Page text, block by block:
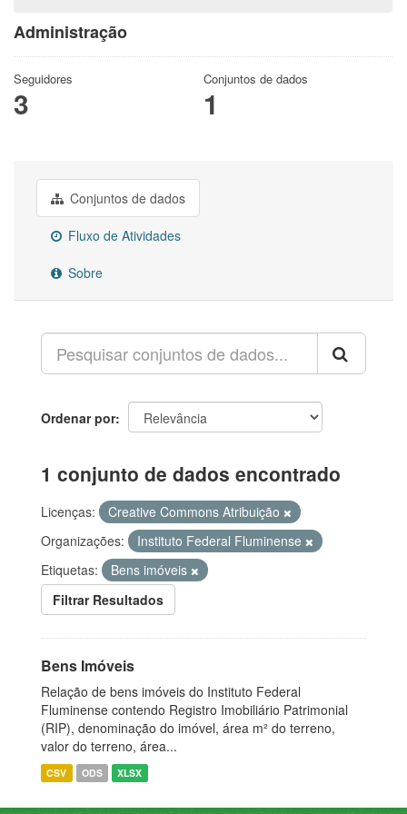
Administração
Seguidores
3
Conjuntos de dados
1
Conjuntos de dados
Fluxo de Atividades
Sobre
Ordenar por
1 conjunto de dados encontrado
Licenças:
Creative Commons Atribuição
Organizações:
Instituto Federal Fluminense
Etiquetas:
Bens imóveis
Filtrar Resultados
Bens Imóveis
Relação de bens imóveis do Instituto Federal
Fluminense contendo Registro Imobiliário Patrimonial
(RIP), denominação do imóvel, área m² do terreno,
valor do terreno, área...
CSV ODS XLSX